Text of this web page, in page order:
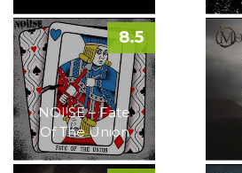
NOI!SE – Fate
Of The Union
8.5